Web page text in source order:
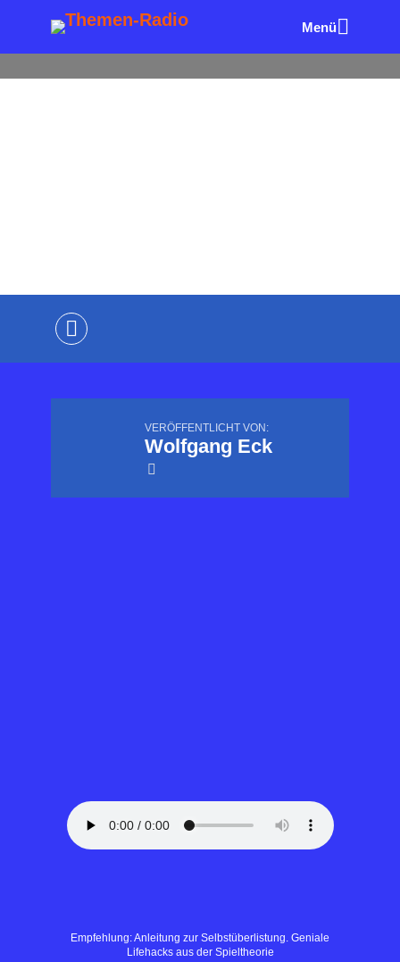
Menü
VERÖFFENTLICHT VON:
Wolfgang Eck
Empfehlung: Anleitung zur Selbstüberlistung. Geniale
Lifehacks aus der Spieltheorie